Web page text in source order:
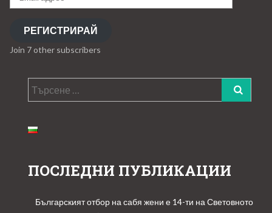
адрес
РЕГИСТРИРАЙ
Join 7 other subscribers
Търсене
за:
ПОСЛЕДНИ ПУБЛИКАЦИИ
Българският отбор на сабя жени е 14-ти на Световното